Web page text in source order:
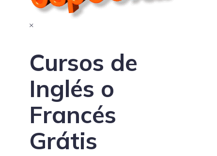
×
Cursos de
Inglés o
Francés
Grátis